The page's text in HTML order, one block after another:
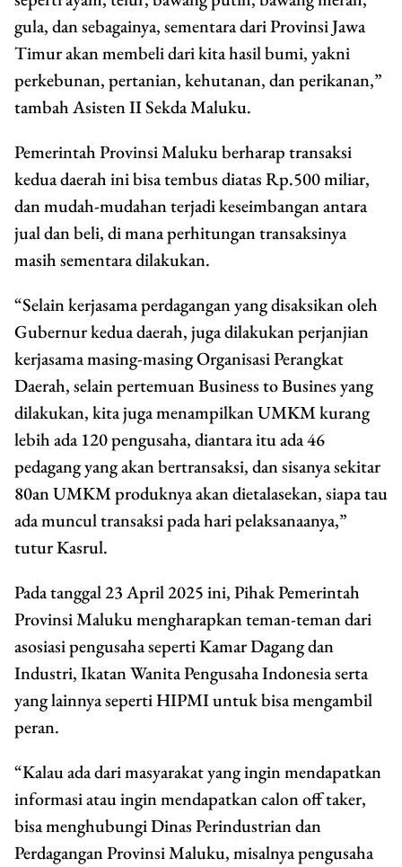
gula, dan sebagainya, sementara dari Provinsi Jawa
Timur akan membeli dari kita hasil bumi, yakni
perkebunan, pertanian, kehutanan, dan perikanan,”
tambah Asisten II Sekda Maluku.
Pemerintah Provinsi Maluku berharap transaksi
kedua daerah ini bisa tembus diatas Rp.500 miliar,
dan mudah-mudahan terjadi keseimbangan antara
jual dan beli, di mana perhitungan transaksinya
masih sementara dilakukan.
“Selain kerjasama perdagangan yang disaksikan oleh
Gubernur kedua daerah, juga dilakukan perjanjian
kerjasama masing-masing Organisasi Perangkat
Daerah, selain pertemuan Business to Busines yang
dilakukan, kita juga menampilkan UMKM kurang
lebih ada 120 pengusaha, diantara itu ada 46
pedagang yang akan bertransaksi, dan sisanya sekitar
80an UMKM produknya akan dietalasekan, siapa tau
ada muncul transaksi pada hari pelaksanaanya,”
tutur Kasrul.
Pada tanggal 23 April 2025 ini, Pihak Pemerintah
Provinsi Maluku mengharapkan teman-teman dari
asosiasi pengusaha seperti Kamar Dagang dan
Industri, Ikatan Wanita Pengusaha Indonesia serta
yang lainnya seperti HIPMI untuk bisa mengambil
peran.
“Kalau ada dari masyarakat yang ingin mendapatkan
informasi atau ingin mendapatkan calon off taker,
bisa menghubungi Dinas Perindustrian dan
Perdagangan Provinsi Maluku, misalnya pengusaha